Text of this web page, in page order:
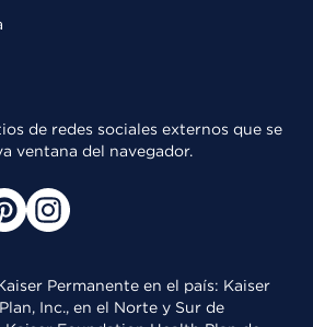
de redes sociales externos que se
ventana del navegador.
Permanente en el país: Kaiser
Inc., en el Norte y Sur de